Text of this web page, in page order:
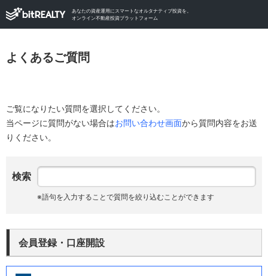
あなたの資産運用にスマートなオルタナティブ投資を。
オンライン不動産投資プラットフォーム
よくあるご質問
ご覧になりたい質問を選択してください。
当ページに質問がない場合はお問い合わせ画面から質問内容をお送
りください。
検索
会員登録・口座開設